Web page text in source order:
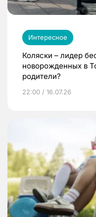
Интересное
Коляски – лидер
новорожденных в
родители?
22:00 / 16.07.26